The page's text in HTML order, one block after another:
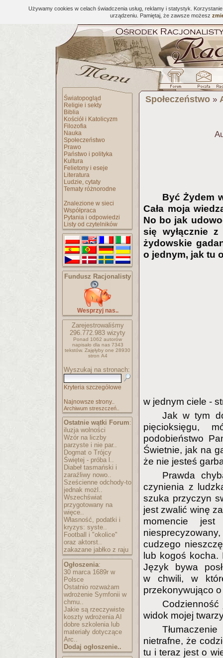
Używamy cookies w celach świadczenia usług, reklamy i statystyk.
urządzeniu. Pamiętaj, że zawsze możesz
Światopogląd
Religie i sekty
Biblia
Kościół i Katolicyzm
Filozofia
Nauka
Społeczeństwo
Prawo
Państwo i polityka
Kultura
Felietony i eseje
Literatura
Ludzie, cytaty
Tematy różnorodne
Znalezione w sieci
Współpraca
Pytania i odpowiedzi
Listy od czytelników
Fundusz Racjonalisty
Wesprzyj nas..
Zarejestrowaliśmy
296.772.983 wizyty
Ponad 1062 autorów
napisało dla nas 7343
tekstów. Zajęłyby one 28930
stron A4
Wyszukaj na stronach:
Kryteria szczegółowe
Najnowsze strony..
Archiwum streszczeń..
Ostatnie wątki Forum:
iluzja wolności
Wzór na liczby
parzyste i nie par..
Dogmat o Trójcy
Świętej - próba l..
Diabeł tasmański i
zaraźliwy nowo..
Sześcienne odchody-to
jednak możl..
Wszechświat
przygotowany na
więce..
Własność, podatki i
kryzys: syste..
Football i "okolice"
oraz aktorst..
zakazane jabłko z raju
Ogłoszenia:
30 marca 1689r w
Polsce
Ostatnio rozważam
wdrożenie Symfonii w
chmu..
Jakie są rzeczywiste
koszty wdrożenia AI
dobre szkolenia lub
materiały dotyczące
Arc..
Dodaj ogłoszenie..
Społeczeństwo »
Być Żydem
Cała moja
No bo jak
się wyłącznie
żydowskie
o jednym, jak tu
w jednym ciele -
Jak w tym
pięcioksięgu,
podobieństwo
Świetnie, jak na
że nie jesteś
Prawda
czynienia z
szuka przyczyn
jest zwalić winę
momencie
cudzego
lub kogoś kocha.
Język bywa
w chwili, w
przekonywująco
widok mojej
nietrafne, że
tu i teraz jest o